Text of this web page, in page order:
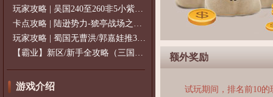
玩家攻略 | 吴国240至260非5小紫过策免
卡点攻略 | 陆逊势力-猇亭战场之陆逊
玩家攻略 | 蜀国无曹洪/郭嘉娃推375级，
【霸业】新区/新手全攻略（三国通用）2
游戏介绍
额外奖励
试玩期间，排名前10